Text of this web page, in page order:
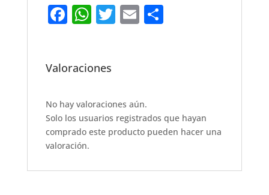
F
a
e
o
o
k
W
h
s
p
p
T
w
E
m
S
Valoraciones
No hay valoraciones aún.
Solo los usuarios registrados que hayan
comprado este producto pueden hacer una
valoración.